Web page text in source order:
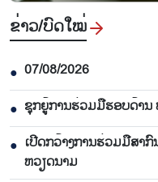
ຂ່າວ/ບົດ​ໃໝ່
● 07/08/2026
● ຊຸກຍູ້ການຮ່ວມມືຮອບດ້ານ
● ເປີດກວ້າງການຮ່ວມມືສາ
ຫວຽດນາມ